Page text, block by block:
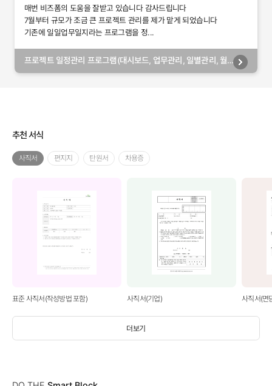
매번 비즈폼의 도움을 잘받고 있습니다 감사드립니다
7월부터 규모가 조금 큰 프로젝트 관리를 제가 맡게 되었습니다
기존에 일일업무일지라는 프로그램을 정...
프로젝트 일정관리 프로그램(대시보드, 업무관리, 일별관리, 월
추천 서식
더보기
사직서 편지지 탄원서 차용증
표준 사직서(작성방법 포함) 사직서(기업) 사직서(면